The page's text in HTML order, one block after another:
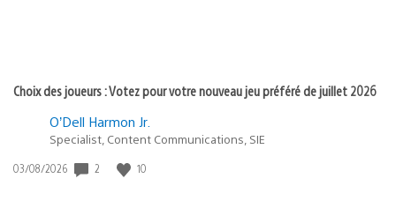
Choix des joueurs : Votez pour votre nouveau jeu préféré de juillet 2026
O’Dell Harmon Jr.
Specialist, Content Communications, SIE
Date
03/08/2026 2 10